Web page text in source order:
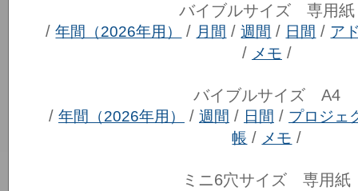
バイブルサイズ 専用紙
/年間（2026年用） / 月間 /週間 / 日間 / ア
/ メモ /
バイブルサイズ A4
/ 年間（2026年用） / 週間 / 日間 / プロジェ
帳 / メモ /
ミニ6穴サイズ 専用紙